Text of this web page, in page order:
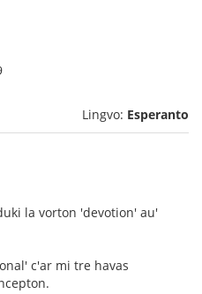
Lingvo: Esperanto
la vorton 'devotion' au'
c'ar mi tre havas